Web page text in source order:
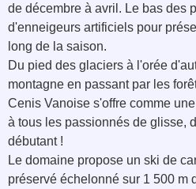
de décembre à avril. Le bas des
d'enneigeurs artificiels pour
long de la saison.
Du pied des glaciers à l'orée
montagne en passant par les
Cenis Vanoise s'offre comme
à tous les passionnés de glisse,
débutant !
Le domaine propose un ski de
préservé échelonné sur 1 500 m